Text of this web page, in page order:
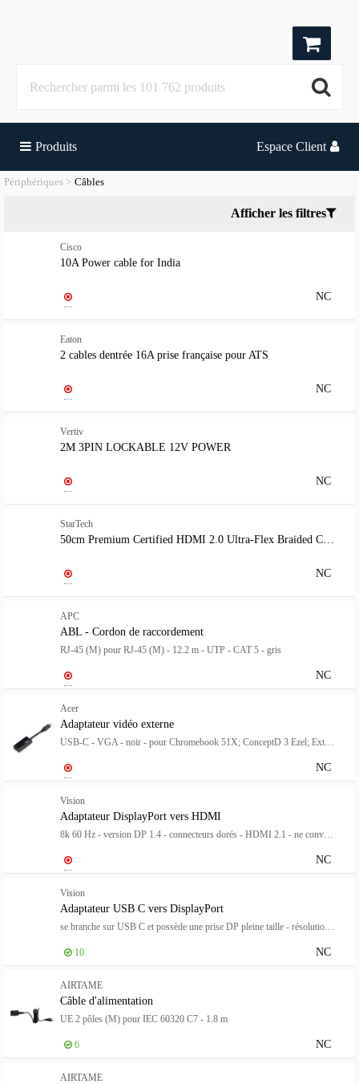
Produits Espace Client
Périphériques Câbles
Afficher les filtres
Cisco
10A Power cable for India
NC
Eaton
2 cables dentrée 16A prise française pour ATS
NC
Vertiv
2M 3PIN LOCKABLE 12V POWER
NC
StarTech
50cm Premium Certified HDMI 2.0 Ultra-Flex Braided Cable
NC
APC
ABL - Cordon de raccordement
RJ-45 (M) pour RJ-45 (M) - 12.2 m - UTP - CAT 5 - gris
NC
Acer
Adaptateur vidéo externe
NC
Vision
Adaptateur DisplayPort vers HDMI
NC
Vision
Adaptateur USB C vers DisplayPort
NC
10
AIRTAME
Câble d'alimentation
UE 2 pôles (M) pour IEC 60320 C7 - 1.8 m
NC
6
AIRTAME